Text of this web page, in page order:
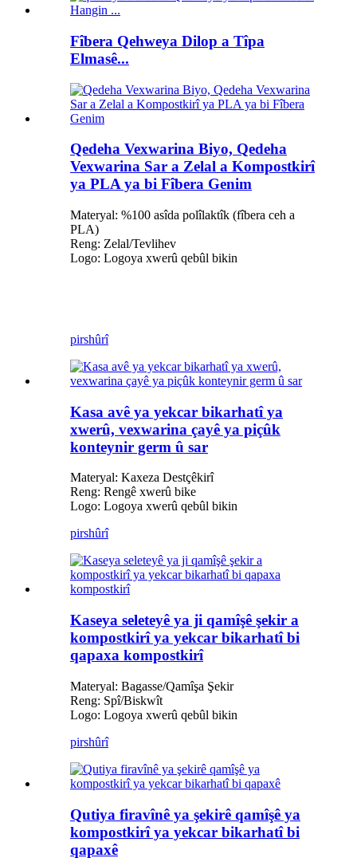
Fîbera Qehweya Dilop a Tîpa
Elmasê...
Qedeha Vexwarina Biyo, Qedeha
Vexwarina Sar a Zelal a Kompostkirî
ya PLA ya bi Fîbera Genim
Materyal: %100 asîda polîlaktîk (fîbera ceh a
PLA)
Reng: Zelal/Tevlihev
Logo: Logoya xwerû qebûl bikin
pirshûrî
Kasa avê ya yekcar bikarhatî ya
xwerû, vexwarina çayê ya piçûk
konteynir germ û sar
Materyal: Kaxeza Destçêkirî
Reng: Rengê xwerû bike
Logo: Logoya xwerû qebûl bikin
pirshûrî
Kaseya seleteyê ya ji qamîşê şekir a
kompostkirî ya yekcar bikarhatî bi
qapaxa kompostkirî
Materyal: Bagasse/Qamîşa Şekir
Reng: Spî/Biskwît
Logo: Logoya xwerû qebûl bikin
pirshûrî
Qutiya firavînê ya şekirê qamîşê ya
kompostkirî ya yekcar bikarhatî bi
qapaxê